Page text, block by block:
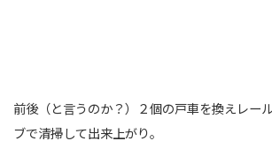
前後（と言うのか？）２個の戸車を換えレー
ブで清掃して出来上がり。